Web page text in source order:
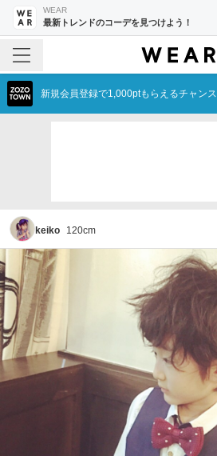
WEAR
最新トレンドのコーデを見つけよう！
新規会員登録で1,000ptもらえるチャンス
keiko 120cm